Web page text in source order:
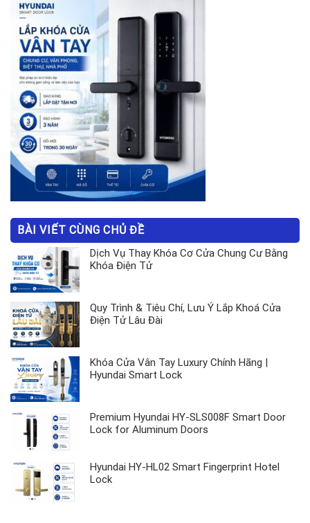
BÀI VIẾT CÙNG CHỦ ĐỀ
Dịch Vụ Thay Khóa Cơ Cửa Chung Cư Bằng
Khóa Điện Tử
Quy Trình & Tiêu Chí, Lưu Ý Lắp Khoá Cửa
Điện Tử Lâu Đài
Khóa Cửa Vân Tay Luxury Chính Hãng |
Hyundai Smart Lock
Premium Hyundai HY-SLS008F Smart Door
Lock for Aluminum Doors
Hyundai HY-HL02 Smart Fingerprint Hotel
Lock